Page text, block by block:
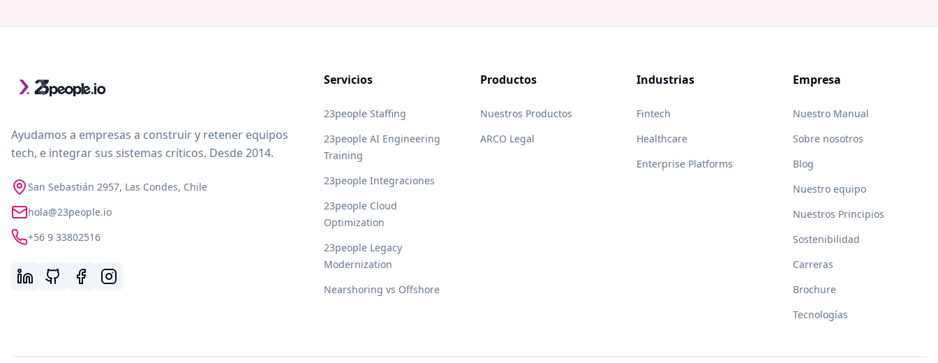
Ayudamos a empresas a construir y retener equipos
tech, e integrar sus sistemas críticos. Desde 2014.
San Sebastián 2957, Las Condes, Chile
hola@23people.io
+56 9 33802516
Servicios
23people Staffing
23people AI Engineering
Training
23people Integraciones
23people Cloud
Optimization
23people Legacy
Modernization
Nearshoring vs Offshore
Productos
Nuestros Productos
ARCO Legal
Industrias
Fintech
Healthcare
Enterprise Platforms
Empresa
Nuestro Manual
Sobre nosotros
Blog
Nuestro equipo
Nuestros Principios
Sostenibilidad
Carreras
Brochure
Tecnologías